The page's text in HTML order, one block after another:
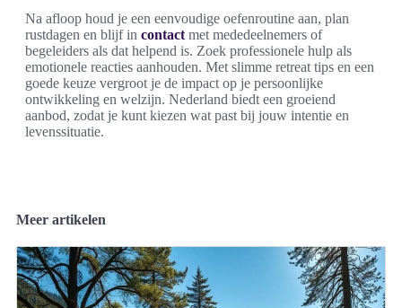
Na afloop houd je een eenvoudige oefenroutine aan, plan
rustdagen en blijf in contact met mededeelnemers of
begeleiders als dat helpend is. Zoek professionele hulp als
emotionele reacties aanhouden. Met slimme retreat tips en een
goede keuze vergroot je de impact op je persoonlijke
ontwikkeling en welzijn. Nederland biedt een groeiend
aanbod, zodat je kunt kiezen wat past bij jouw intentie en
levenssituatie.
Meer artikelen